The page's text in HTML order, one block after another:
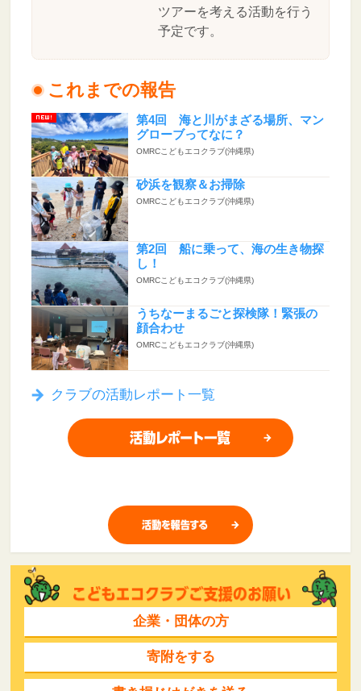
ツアーを考える活動を行う
予定です。
これまでの報告
第4回 海と川がまざる場所、マン
グローブってなに？
OMRCこどもエコクラブ(沖縄県)
砂浜を観察＆お掃除
OMRCこどもエコクラブ(沖縄県)
第2回 船に乗って、海の生き物探
し！
OMRCこどもエコクラブ(沖縄県)
うちなーまるごと探検隊！緊張の
顔合わせ
OMRCこどもエコクラブ(沖縄県)
クラブの活動レポート一覧
企業・団体の方
寄附をする